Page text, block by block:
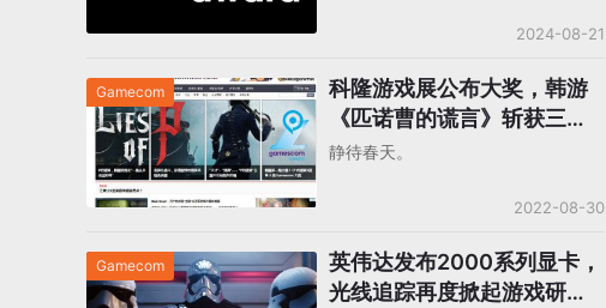
2024-08-21
Gamecom
科隆游戏展公布大奖，韩游
《匹诺曹的谎言》斩获三冠
被吹爆，国产游戏还需努
静待春天。
2022-08-30
Gamecom
英伟达发布2000系列显卡，
光线追踪再度掀起游戏研发